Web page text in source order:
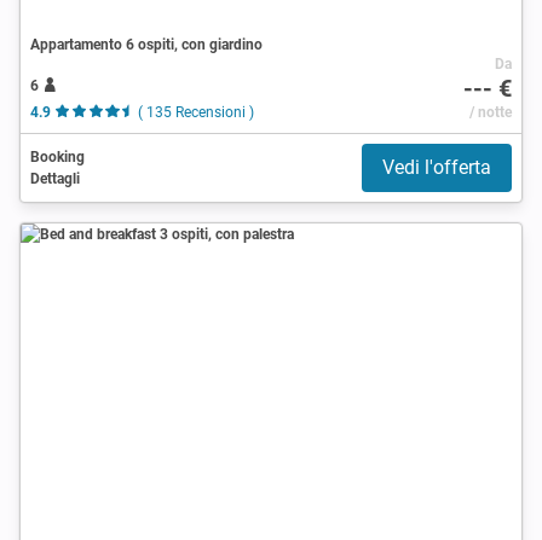
Appartamento 6 ospiti, con giardino
6
4.9
( 135 Recensioni )
Da
--- €
/ notte
Booking
Dettagli
Vedi l'offerta